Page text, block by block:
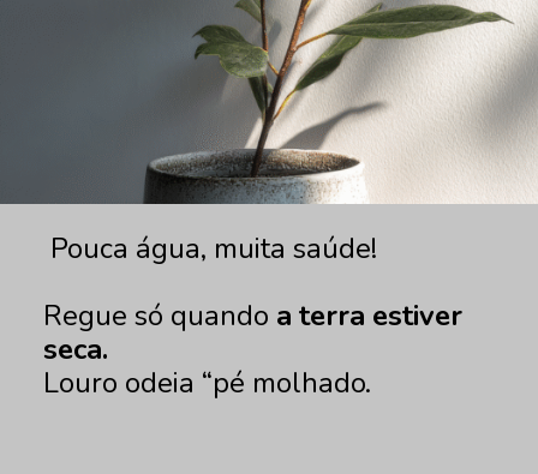
Pouca água, muita saúde!
Regue só quando a terra estiver
seca.
Louro odeia “pé molhado.